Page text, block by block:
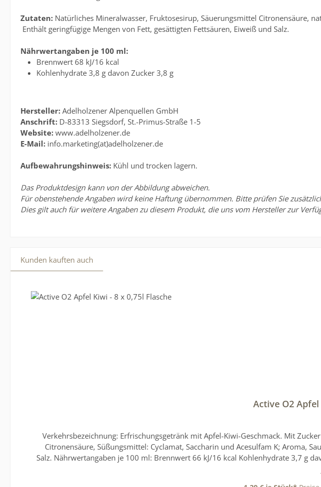
Zutaten: Natürliches Mineralwasser, Fruktosesirup, Säuerungsmittel Citronensäure,
Enthält geringfügige Mengen von Fett, gesättigten Fettsäuren, Eiweiß und Salz.
Nährwertangaben je 100 ml:
Brennwert 68 kJ/16 kcal
Kohlenhydrate 3,8 g davon Zucker 3,8 g
Hersteller: Adelholzener Alpenquellen GmbH
Anschrift: D-83313 Siegsdorf, St.-Primus-Straße 1-5
Website: www.adelholzener.de
E-Mail: info.marketing(at)adelholzener.de
Aufbewahrungshinweis: Kühl und trocken lagern.
Das Produktdesign kann von der Abbildung abweichen.
Für obenstehende Angaben wird keine Haftung übernommen. Bitte prüfen Sie
Dies gilt auch für weitere Angaben zu diesem Produkt, die uns vom Hersteller zur
Kunden kauften auch
Active O2
Verkehrsbezeichnung: Erfrischungsgetränk mit Apfel-Kiwi-Geschmack. Mit
Citronensäure, Süßungsmittel: Cyclamat, Saccharin und Acesulfam K; Aroma, Sauerstoff 0,004 % Enthält geringfügige Mengen von Fett,
Salz. Nährwertangaben je 100 ml: Brennwert 66 kJ/16 kcal Kohlenhydrate 3,7 g
Abbildung abweichen. Für obenstehende Angaben wird keine Haftung